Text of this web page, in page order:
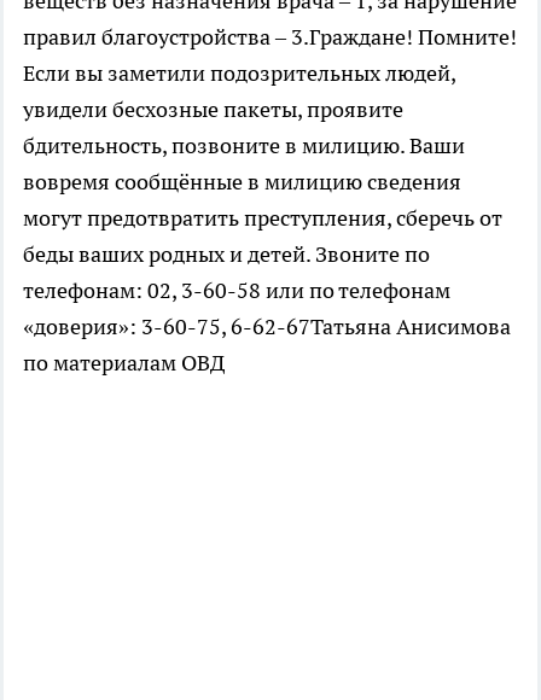
правил благоустройства – 3.Граждане! Помните!
Если вы заметили подозрительных людей,
увидели бесхозные пакеты, проявите
бдительность, позвоните в милицию. Ваши
вовремя сообщённые в милицию сведения
могут предотвратить преступления, сберечь от
беды ваших родных и детей. Звоните по
телефонам: 02, 3-60-58 или по телефонам
«доверия»: 3-60-75, 6-62-67Татьяна Анисимова
по материалам ОВД